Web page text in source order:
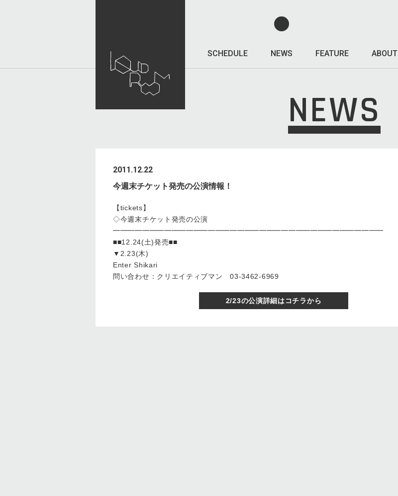
SCHEDULE NEWS FEATURE ABOUT
NEWS
2011.12.22
今週末チケット発売の公演情報！
【tickets】
◇今週末チケット発売の公演
━━━━━━━━━━━━━━━━━━━━━━━━━━━━━━━━━━━━━
■■12.24(土)発売■■
▼2.23(木)
Enter Shikari
問い合わせ：クリエイティブマン 03-3462-6969
2/23の公演詳細はコチラから